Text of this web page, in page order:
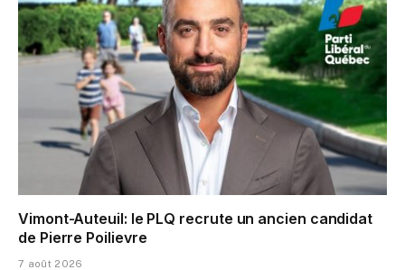
Vimont-Auteuil: le PLQ recrute un ancien candidat
de Pierre Poilievre
7 août 2026